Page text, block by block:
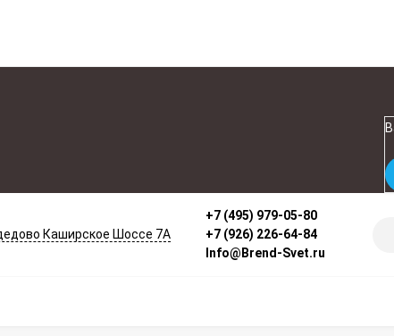
Каширское Шоссе 7А
+7 (495) 979-05-80
+7 (926) 226-64-84
Info@Brend-Svet.ru